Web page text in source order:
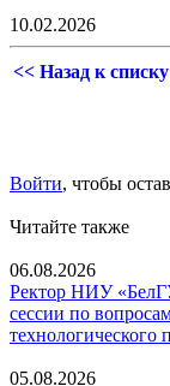
10.02.2026
<< Назад к списку
Войти, чтобы
Читайте также
06.08.2026
Ректор НИУ
сессии по
технологического
05.08.2026